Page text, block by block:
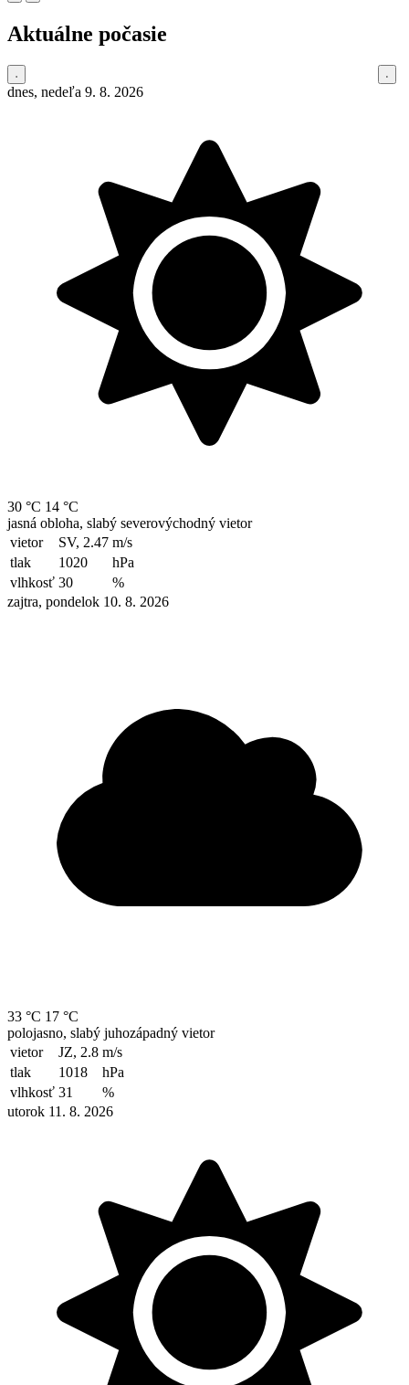
Aktuálne počasie
dnes, nedeľa 9. 8. 2026
30 °C 14 °C
jasná obloha, slabý severovýchodný vietor
vietor
SV, 2.47 m/s
tlak
1020
hPa
vlhkosť 30
%
zajtra, pondelok 10. 8. 2026
33 °C 17 °C
polojasno, slabý juhozápadný vietor
vietor
JZ, 2.8 m/s
tlak
1018
hPa
vlhkosť 31
%
utorok 11. 8. 2026